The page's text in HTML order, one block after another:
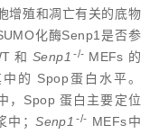
增殖和凋亡有关的底物
化酶Senp1是否参
和 Senp1 -/- MEFs 的
的 Spop蛋白水平。
，Spop 蛋白主要定位
中；Senp1 -/- MEFs中